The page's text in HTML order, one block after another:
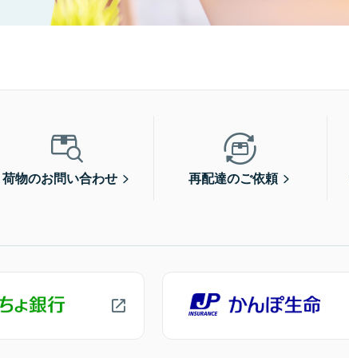
荷物のお問い合わせ 再配達のご依頼